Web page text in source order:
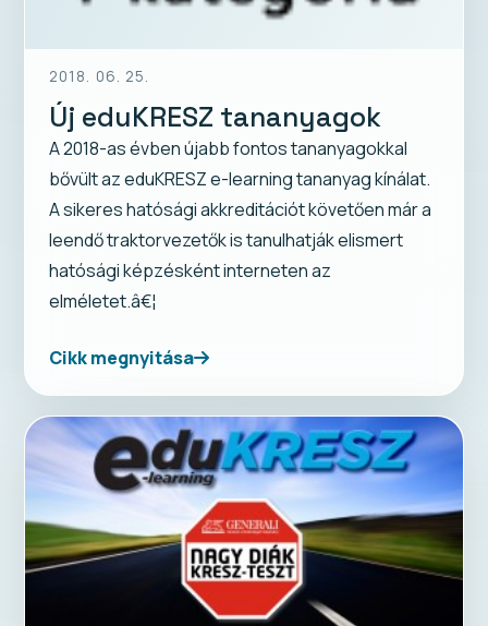
2018. 06. 25.
Új eduKRESZ tananyagok
A 2018-as évben újabb fontos tananyagokkal
bővült az eduKRESZ e-learning tananyag kínálat.
A sikeres hatósági akkreditációt követően már a
leendő traktorvezetők is tanulhatják elismert
hatósági képzésként interneten az
elméletet.â€¦
Cikk megnyitása